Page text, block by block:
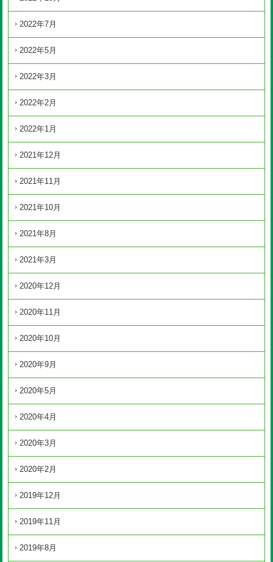
2022年7月
2022年5月
2022年3月
2022年2月
2022年1月
2021年12月
2021年11月
2021年10月
2021年8月
2021年3月
2020年12月
2020年11月
2020年10月
2020年9月
2020年5月
2020年4月
2020年3月
2020年2月
2019年12月
2019年11月
2019年8月